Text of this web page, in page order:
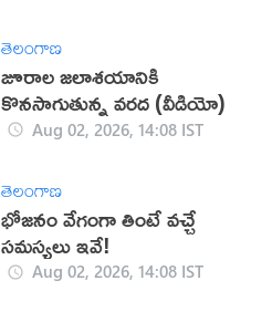
తెలంగాణ
జూరాల జలాశయానికి
కొనసాగుతున్న వరద (వీడియో)
Aug 02, 2026, 14:08 IST
తెలంగాణ
భోజనం వేగంగా తింటే వచ్చే
సమస్యలు ఇవే!
Aug 02, 2026, 14:08 IST